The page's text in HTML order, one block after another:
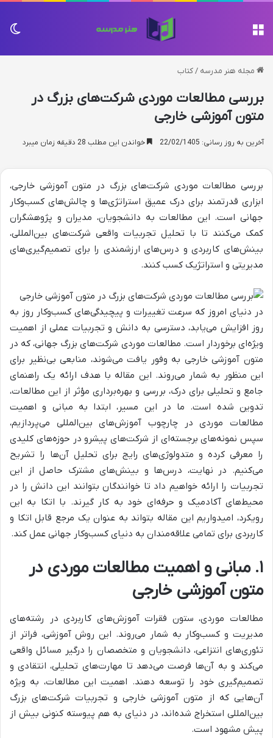
مجله هنر مدرسه /کتاب
بررسی مطالعات موردی شرکت‌های بزرگ در
متون آموزشی خارجی
آخرین به روز رسانی: 22/02/1405 خواندن این مطلب 28 دقیقه زمان میبرد
بررسی مطالعات موردی شرکت‌های بزرگ در متون آموزشی خارجی،
ابزاری قدرتمند برای درک عمیق استراتژی‌ها و چالش‌های کسب‌وکار
جهانی است. این مطالعات به دانشجویان، مدیران و پژوهشگران
کمک می‌کنند تا با تحلیل تجربیات واقعی شرکت‌های بین‌المللی،
بینش‌های کاربردی و درس‌های ارزشمندی را برای تصمیم‌گیری‌های
مدیریتی و استراتژیک کسب کنند.
در دنیای امروز که سرعت تغییرات و پیچیدگی‌های کسب‌وکار روز به
روز افزایش می‌یابد، دسترسی به دانش و تجربیات عملی از اهمیت
ویژه‌ای برخوردار است. مطالعات موردی شرکت‌های بزرگ جهانی، که در
متون آموزشی خارجی به وفور یافت می‌شوند، منابعی بی‌نظیر برای
این منظور به شمار می‌روند. این مقاله با هدف ارائه یک راهنمای
جامع و تحلیلی برای درک، بررسی و بهره‌برداری مؤثر از این مطالعات،
تدوین شده است. ما در این مسیر، ابتدا به مبانی و اهمیت
مطالعات موردی در چارچوب آموزش‌های بین‌المللی می‌پردازیم،
سپس نمونه‌های برجسته‌ای از شرکت‌های پیشرو در حوزه‌های کلیدی
را معرفی کرده و متدولوژی‌های رایج برای تحلیل آن‌ها را تشریح
می‌کنیم. در نهایت، درس‌ها و بینش‌های مشترک حاصل از این
تجربیات را ارائه خواهیم داد تا خوانندگان بتوانند این دانش را در
محیط‌های آکادمیک و حرفه‌ای خود به کار گیرند. با اتکا به این
رویکرد، امیدواریم این مقاله بتواند به عنوان یک مرجع قابل اتکا و
کاربردی برای تمامی علاقه‌مندان به دنیای کسب‌وکار جهانی عمل کند.
۱. مبانی و اهمیت مطالعات موردی در
متون آموزشی خارجی
مطالعات موردی، ستون فقرات آموزش‌های کاربردی در رشته‌های
مدیریت و کسب‌وکار به شمار می‌روند. این روش آموزشی، فراتر از
تئوری‌های انتزاعی، دانشجویان و متخصصان را درگیر مسائل واقعی
می‌کند و به آن‌ها فرصت می‌دهد تا مهارت‌های تحلیلی، انتقادی و
تصمیم‌گیری خود را توسعه دهند. اهمیت این مطالعات، به ویژه
آن‌هایی که از متون آموزشی خارجی و تجربیات شرکت‌های بزرگ
بین‌المللی استخراج شده‌اند، در دنیای به هم پیوسته کنونی بیش از
پیش مشهود است.